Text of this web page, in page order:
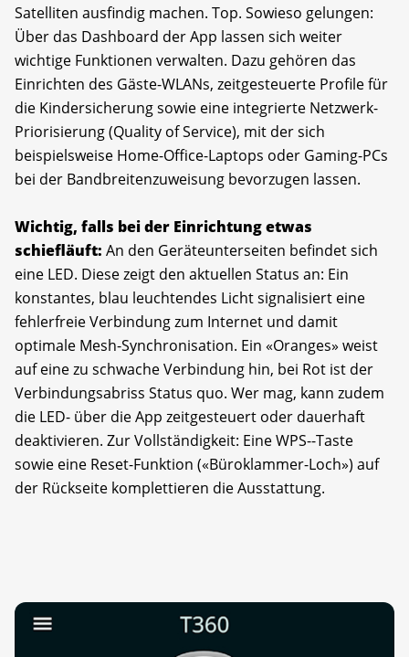
Satelliten ausfindig machen. Top. Sowieso gelungen:
Über das Dashboard der App lassen sich weiter
wichtige Funktionen verwalten. Dazu gehören das
Einrichten des Gäste-WLANs, zeitgesteuerte Profile für
die Kindersicherung sowie eine integrierte Netzwerk-
Priorisierung (Quality of Service), mit der sich
beispielsweise Home-Office-Laptops oder Gaming-PCs
bei der Bandbreitenzuweisung bevorzugen lassen.
Wichtig, falls bei der Einrichtung etwas
schiefläuft: An den Geräteunterseiten befindet sich
eine LED. Diese zeigt den aktuellen Status an: Ein
konstantes, blau leuchtendes Licht signalisiert eine
fehlerfreie Verbindung zum Internet und damit
optimale Mesh-Synchronisation. Ein «Oranges» weist
auf eine zu schwache Verbindung hin, bei Rot ist der
Verbindungsabriss Status quo. Wer mag, kann zudem
die LED- über die App zeitgesteuert oder dauerhaft
deaktivieren. Zur Vollständigkeit: Eine WPS--Taste
sowie eine Reset-Funktion («Büroklammer-Loch») auf
der Rückseite komplettieren die Ausstattung.